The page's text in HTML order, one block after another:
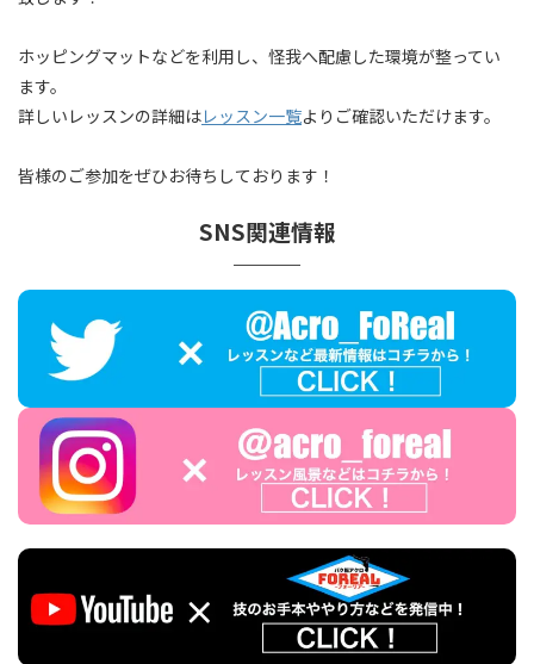
ホッピングマットなどを利用し、怪我へ配慮した環境が整ってい
ます。
詳しいレッスンの詳細はレッスン一覧よりご確認いただけます。
皆様のご参加をぜひお待ちしております！
SNS関連情報